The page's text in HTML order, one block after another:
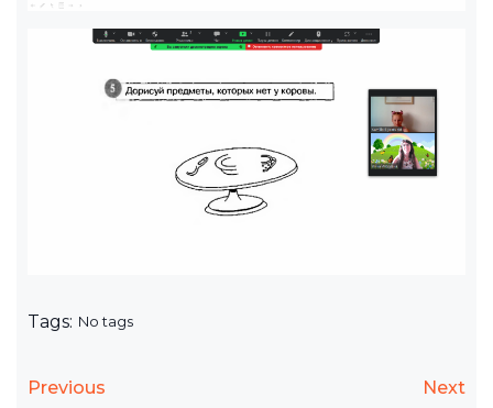
Tags: No tags
Previous Next